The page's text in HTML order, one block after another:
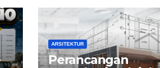
ARSITEKTUR
Perancangan